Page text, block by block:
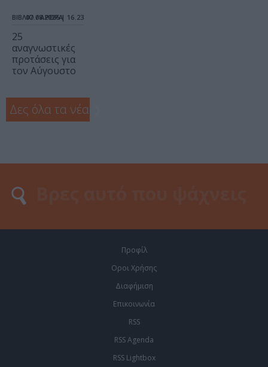
ΒΙΒΛΙΟ / ΑΡΘΡΑ
07.08.2026 | 16.23
25
αναγνωστικές
προτάσεις για
τον Αύγουστο
Δες όλα τα νέα
Προφίλ
Οροι Χρήσης
Διαφήμιση
Επικοινωνία
RSS
RSS Agenda
RSS Lightbox